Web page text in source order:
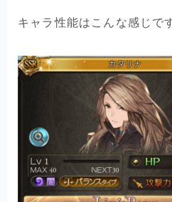
キャラ性能はこんな感じで